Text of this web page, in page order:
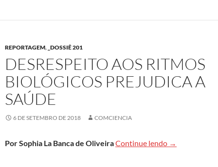
REPORTAGEM, _DOSSIÊ 201
DESRESPEITO AOS RITMOS
BIOLÓGICOS PREJUDICA A
SAÚDE
6 DE SETEMBRO DE 2018 COMCIENCIA
Por Sophia La Banca de OliveiraContinue lendo Desrespeito
→